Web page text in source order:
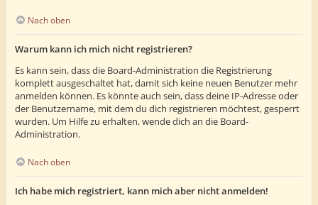
Nach oben
Warum kann ich mich nicht registrieren?
Es kann sein, dass die Board-Administration die Registrierung
komplett ausgeschaltet hat, damit sich keine neuen Benutzer mehr
anmelden können. Es könnte auch sein, dass deine IP-Adresse oder
der Benutzername, mit dem du dich registrieren möchtest, gesperrt
wurden. Um Hilfe zu erhalten, wende dich an die Board-
Administration.
Nach oben
Ich habe mich registriert, kann mich aber nicht anmelden!